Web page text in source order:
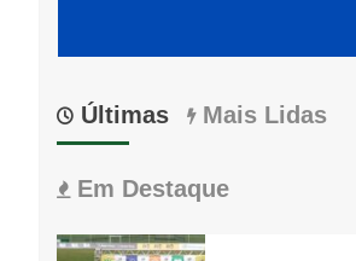
Últimas Mais Lidas
Em Destaque